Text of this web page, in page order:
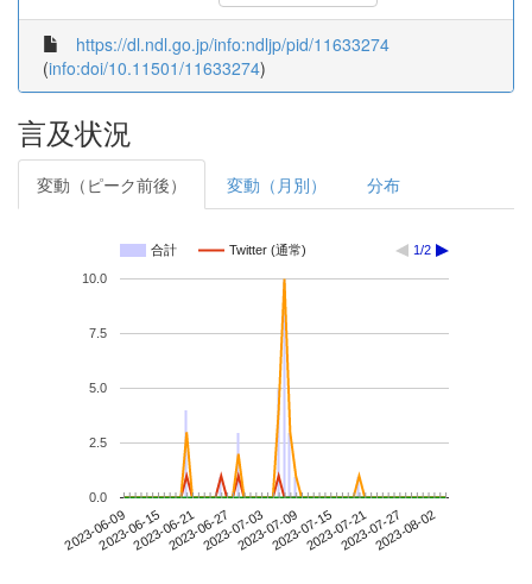
https://dl.ndl.go.jp/info:ndljp/pid/11633274
(info:doi/10.11501/11633274)
言及状況
変動（ピーク前後） 変動（月別） 分布
合計 Twitter (通常) 1/2
2023-06-092023-06-152023-06-212023-06-272023-07-032023-07-092023-07-152023-07-212023-07-272023-08-02
0.0
2.5
5.0
7.5
10.0